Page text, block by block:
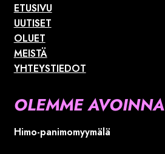
ETUSIVU
UUTISET
OLUET
MEISTÄ
YHTEYSTIEDOT
OLEMME AVOINNA
Himo-panimomyymälä